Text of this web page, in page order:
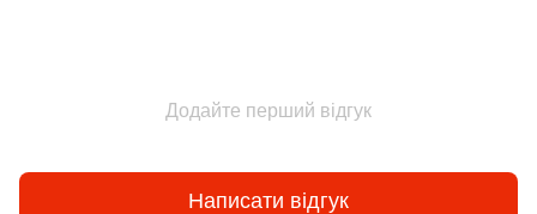
Додайте перший відгук
Написати відгук